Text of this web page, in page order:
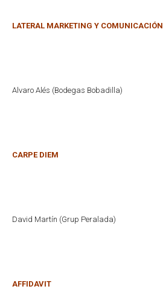
LATERAL MARKETING Y COMUNICACIÓN
Alvaro Alés (Bodegas Bobadilla)
CARPE DIEM
David Martín (Grup Peralada)
AFFIDAVIT